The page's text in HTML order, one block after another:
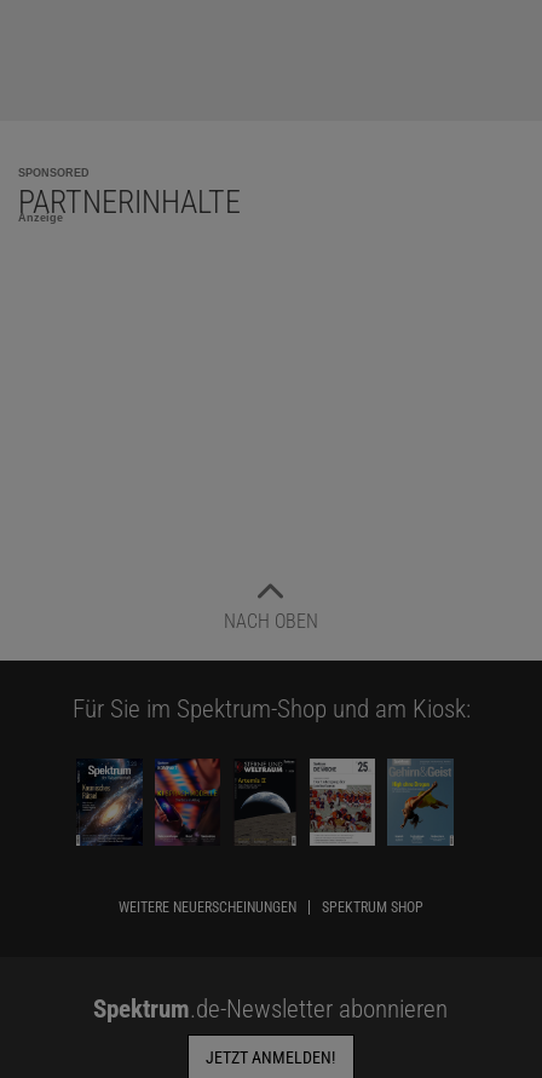
SPONSORED
PARTNERINHALTE
Anzeige
NACH OBEN
Für Sie im Spektrum-Shop und am Kiosk:
WEITERE NEUERSCHEINUNGEN SPEKTRUM SHOP
Spektrum.de-Newsletter abonnieren
JETZT ANMELDEN!